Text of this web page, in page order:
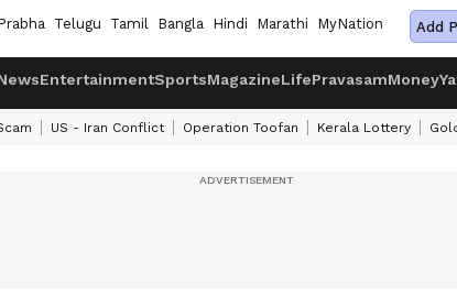
Telugu Tamil Bangla Hindi Marathi MyNation Add
EntertainmentSportsMagazineLifePravasamMoney
US - Iran Conflict Operation Toofan Kerala Lottery